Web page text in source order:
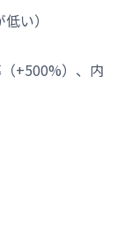
い）
+500%）、内